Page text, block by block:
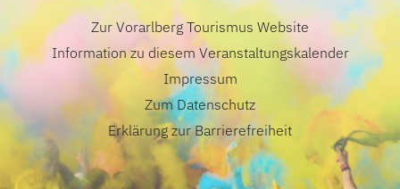
Zur Vorarlberg Tourismus Website
Information zu diesem Veranstaltungskalender
Impressum
Zum Datenschutz
Erklärung zur Barrierefreiheit